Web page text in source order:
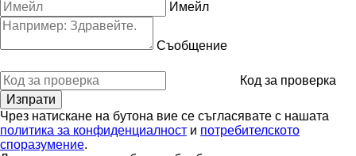
Имейл
Съобщение
Код за проверка
Чрез натискане на бутона вие се съгласявате с нашата
политика за конфиденциалност и потребителското
споразумение.